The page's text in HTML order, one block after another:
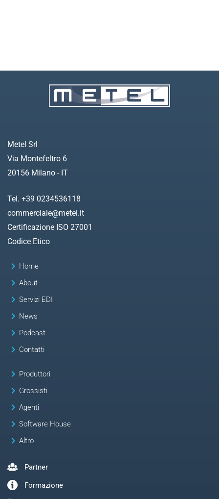
Metel Srl
Via Montefeltro 6
20156 Milano - IT
Tel. +39 0234536118
commerciale@metel.it
Certificazione ISO 27001
Codice Etico
keyboard_arrow_right Home
keyboard_arrow_right About
keyboard_arrow_right Servizi EDI
keyboard_arrow_right News
keyboard_arrow_right Podcast
keyboard_arrow_right Contatti
keyboard_arrow_right Produttori
keyboard_arrow_right Grossisti
keyboard_arrow_right Agenti
keyboard_arrow_right Software House
keyboard_arrow_right Altro
Partner
Formazione